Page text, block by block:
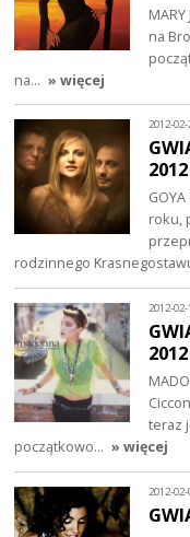
na
na… » więcej
2012-
2012
roku,
rodzinnego
2012-
2012
teraz
początkowo… » więcej
2012-